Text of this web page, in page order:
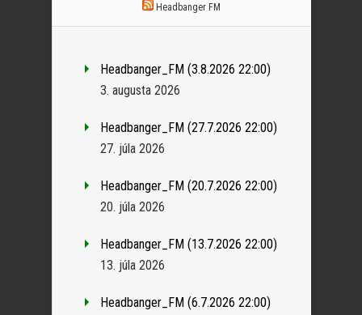
Headbanger FM
Headbanger_FM (3.8.2026 22:00)
3. augusta 2026
Headbanger_FM (27.7.2026 22:00)
27. júla 2026
Headbanger_FM (20.7.2026 22:00)
20. júla 2026
Headbanger_FM (13.7.2026 22:00)
13. júla 2026
Headbanger_FM (6.7.2026 22:00)